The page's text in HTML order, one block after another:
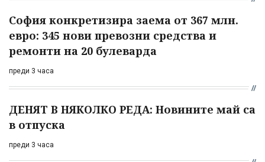
София конкретизира заема от 367 млн.
евро: 345 нови превозни средства и
ремонти на 20 булеварда
преди 3 часа
ДЕНЯТ В НЯКОЛКО РЕДА: Новините май са
в отпуска
преди 3 часа